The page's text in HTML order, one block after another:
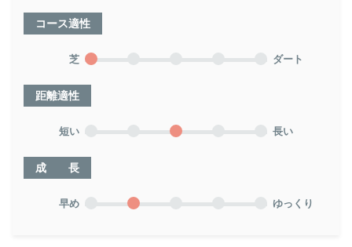
コース適性
芝 ダート
距離適性
短い 長い
成 長
早め ゆっくり